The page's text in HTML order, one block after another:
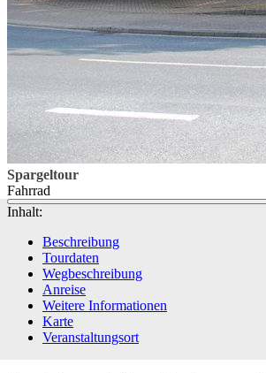
Spargeltour
Fahrrad
Inhalt:
Beschreibung
Tourdaten
Wegbeschreibung
Anreise
Weitere Informationen
Karte
Veranstaltungsort